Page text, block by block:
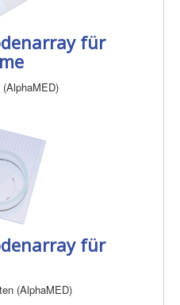
für
für
(AlphaMED)